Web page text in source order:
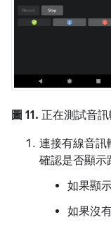
圖 11. 正在測試音
連接有線音訊
確認是否顯示
如果顯
如果沒